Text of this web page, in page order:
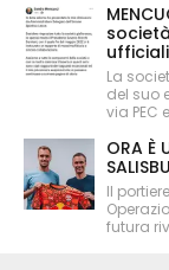
La
del suo
via PEC
ORA È
Il
futura